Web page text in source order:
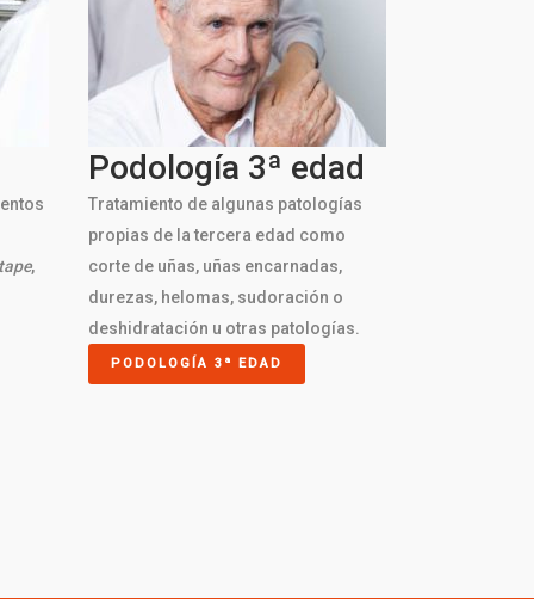
,
Podología 3ª edad
Tratamiento de algunas patologías
propias de la tercera edad como
corte de uñas, uñas encarnadas,
durezas, helomas, sudoración o
deshidratación u otras patologías.
PODOLOGÍA 3ª EDAD